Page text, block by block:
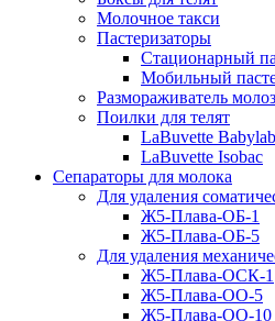
Молочное такси
Пастеризаторы
Стационарный
Мобильный
Размораживатель
Поилки для телят
LaBuvette Babylab
LaBuvette Isobac
Сепараторы для молока
Для удаления
Ж5-Плава-ОБ-1
Ж5-Плава-ОБ-5
Для удаления
Ж5-Плава-ОСК-1
Ж5-Плава-ОО-5
Ж5-Плава-ОО-10